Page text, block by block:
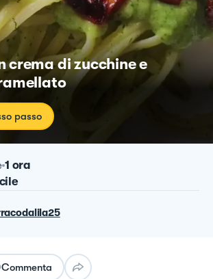
crema di zucchine e
passo
1 ora
Commenta